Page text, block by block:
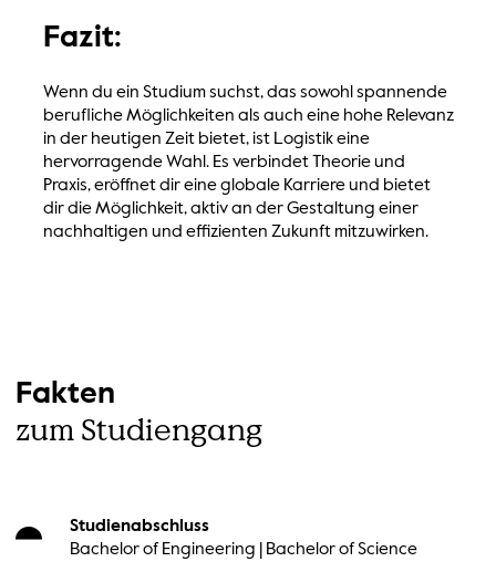
Fazit:
Wenn du ein Studium suchst, das sowohl spannende
berufliche Möglichkeiten als auch eine hohe Relevanz
in der heutigen Zeit bietet, ist Logistik eine
hervorragende Wahl. Es verbindet Theorie und
Praxis, eröffnet dir eine globale Karriere und bietet
dir die Möglichkeit, aktiv an der Gestaltung einer
nachhaltigen und effizienten Zukunft mitzuwirken.
Fakten
zum Studiengang
Studienabschluss
Bachelor of Engineering | Bachelor of Science